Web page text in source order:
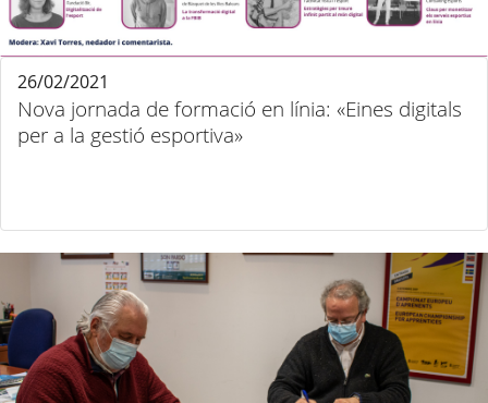
Nova jornada de formació en línia: «Eines digitals
per a la gestió esportiva»
26/02/2021